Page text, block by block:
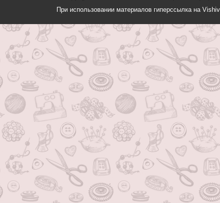
При использовании материалов гиперссылка на